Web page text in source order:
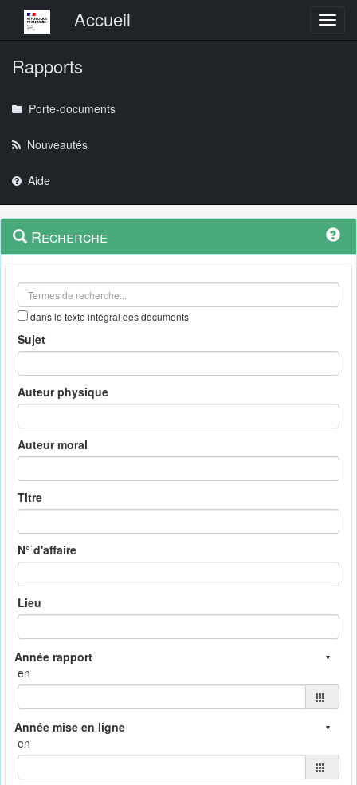
Menu principalAccueil
Rapports
Porte-documents
Nouveautés
Aide
Navigation
outils
Menu
contextuel
Recherche
dans le texte intégral des documents
Sujet
Auteur physique
Auteur moral
Titre
N° d'affaire
Lieu
en
en